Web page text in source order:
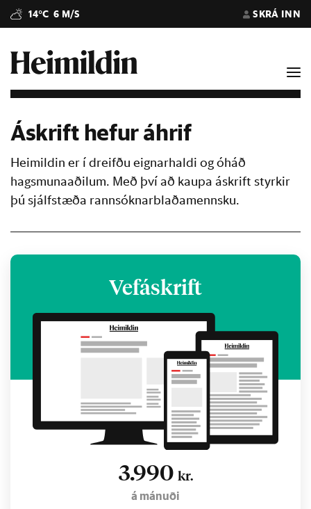
14°C 6 M/S SKRÁ INN
Áskrift hefur áhrif
Heimildin er í dreifðu eignarhaldi og óháð
hagsmunaaðilum. Með því að kaupa áskrift styrkir
þú sjálfstæða rannsóknarblaðamennsku.
Vefáskrift
3.990 kr.
á mánuði